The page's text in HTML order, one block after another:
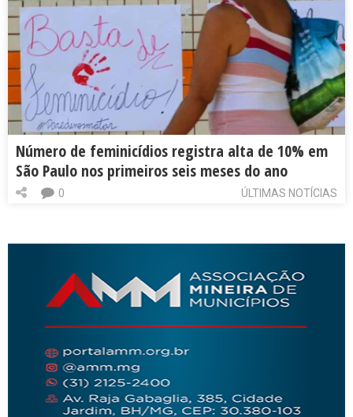
Número de feminicídios registra alta de 10% em
São Paulo nos primeiros seis meses do ano
ÚLTIMAS NOTÍCIAS
0